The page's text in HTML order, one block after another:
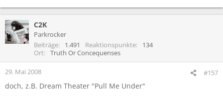
C2K
Parkrocker
Beiträge
1.491 Reaktionspunkte
134
Ort
Truth Or Concequenses
29. Mai 2008 #157
doch, z.B. Dream Theater "Pull Me Under"